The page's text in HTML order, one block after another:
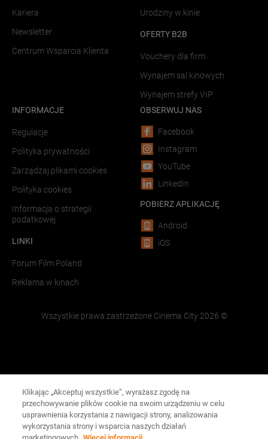
Kariera
Newsletter
Centrum Wsparcia Klienta
Urodziny w kinie
OFERTY B2B
Vouchery dla firm
Wynajem sal kinowych
Wynajem strefy VIP
INFORMACJE
Regulacje
Polityka prywatności
Zarządzaj plikami cookies
Polityka cookies
Informacja o strategii
podatkowej
LINKI
Forum Film Poland
Reklama w kinach
OBSERWUJ NAS
Facebook
Instagram
YouTube
LinkedIn
POBIERZ APLIKACJĘ
Android
iOS
Wszystkie prawa zastrzeżone Cinema City 2026 ©
Klikając „Akceptuj wszystkie”, wyrażasz zgodę na
przechowywanie plików cookie na swoim urządzeniu w celu
usprawnienia korzystania z nawigacji strony, analizowania
wykorzystania strony i wsparcia naszych działań